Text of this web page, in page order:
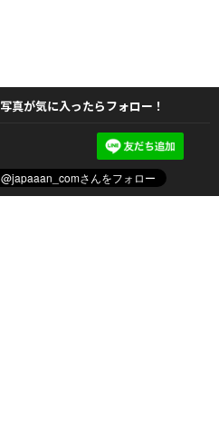
真が気に入ったらフォロー！